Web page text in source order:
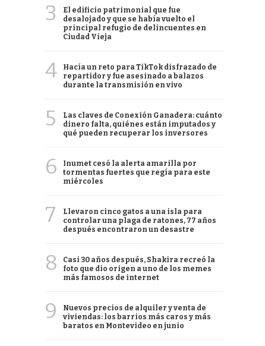
3
El edificio patrimonial que fue
desalojado y que se había vuelto el
principal refugio de delincuentes en
Ciudad Vieja
4
Hacía un reto para TikTok disfrazado de
repartidor y fue asesinado a balazos
durante la transmisión en vivo
5
Las claves de Conexión Ganadera: cuánto
dinero falta, quiénes están imputados y
qué pueden recuperar los inversores
6
Inumet cesó la alerta amarilla por
tormentas fuertes que regía para este
miércoles
7
Llevaron cinco gatos a una isla para
controlar una plaga de ratones, 77 años
después encontraron un desastre
8
Casi 30 años después, Shakira recreó la
foto que dio origen a uno de los memes
más famosos de internet
9
Nuevos precios de alquiler y venta de
viviendas: los barrios más caros y más
baratos en Montevideo en junio